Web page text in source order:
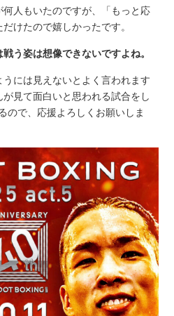
人もいたのですが、「もっと応
けたので嬉しかったです。
う姿は想像できないですよね。
には見えないとよく言われます
見て面白いと思われる試合をし
ので、応援よろしくお願いしま